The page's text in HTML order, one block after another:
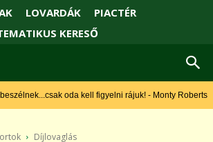
LOVARDÁK
PIACTÉR
KERESŐ
oda kell figyelni rájuk! - Monty Roberts
Díjlovaglás